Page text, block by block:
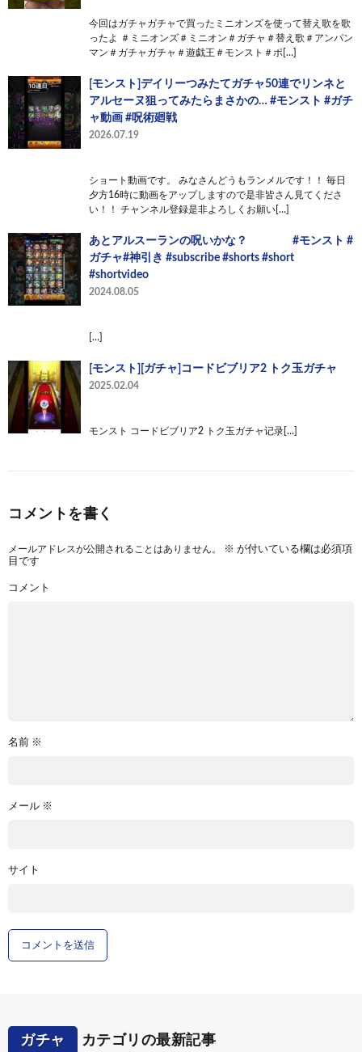
今回はガチャガチャで買ったミニオンズを使って替え歌を歌
ったよ ＃ミニオンズ＃ミニオン＃ガチャ＃替え歌＃アンパン
マン＃ガチャガチャ＃遊戯王＃モンスト＃ポ[…]
[モンスト]デイリーつみたてガチャ50連でリンネと
アルセーヌ狙ってみたらまさかの… #モンスト #ガチ
ャ動画 #呪術廻戦
2026.07.19
ショート動画です。 みなさんどうもランメルです！！ 毎日
夕方16時に動画をアップしますので是非皆さん見てくださ
い！！ チャンネル登録是非よろしくお願い[…]
あとアルスーランの呪いかな？ #モンスト #
ガチャ#神引き #subscribe #shorts #short
#shortvideo
2024.08.05
[…]
[モンスト][ガチャ]コードビブリア2 トク玉ガチャ
2025.02.04
モンスト コードビブリア2 トク玉ガチャ记录[…]
コメントを書く
メールアドレスが公開されることはありません。 ※ が付いている欄は必須項
目です
コメント
名前 ※
メール ※
サイト
ガチャ カテゴリの最新記事